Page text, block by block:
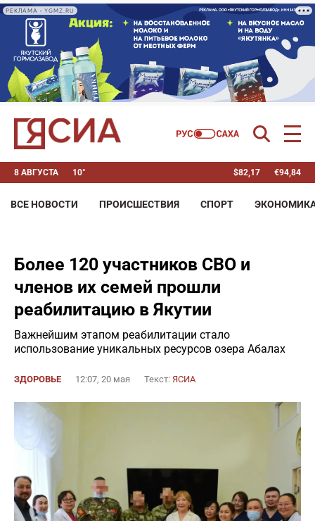
РЕКЛАМА • YGMZ.RU
8 АВГУСТА 10° $82,17 €94,84
ВСЕ НОВОСТИ ПРОИСШЕСТВИЯ СПОРТ
Более 120 участников СВО и
членов их семей прошли
реабилитацию в Якутии
Важнейшим этапом реабилитации стало
использование уникальных ресурсов озера Абалах
ЗДОРОВЬЕ 12:07, 20 мая Текст: ЯСИА